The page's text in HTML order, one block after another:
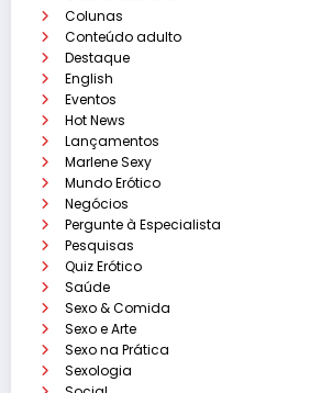
Colunas
Conteúdo adulto
Destaque
English
Eventos
Hot News
Lançamentos
Marlene Sexy
Mundo Erótico
Negócios
Pergunte à Especialista
Pesquisas
Quiz Erótico
Saúde
Sexo & Comida
Sexo e Arte
Sexo na Prática
Sexologia